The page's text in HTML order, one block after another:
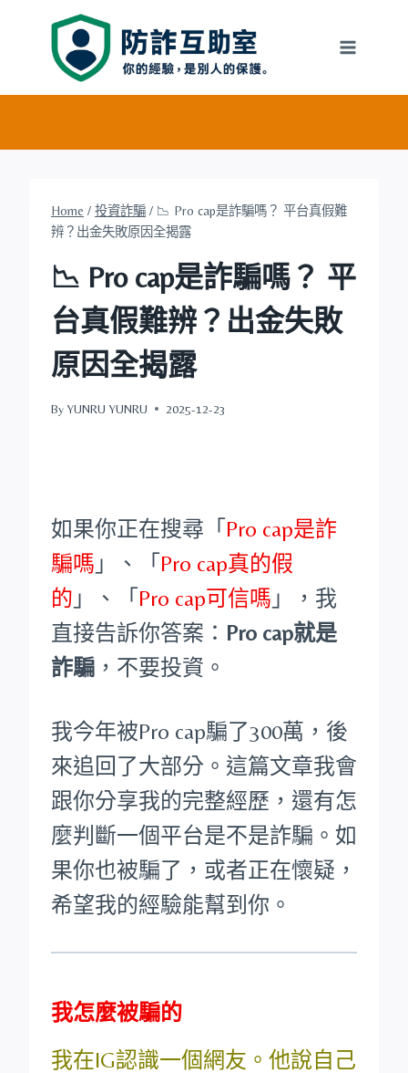
Home / 投資詐騙 / 📉 Pro cap是詐騙嗎？ 平台真假難
辨？出金失敗原因全揭露
📉 Pro cap是詐騙嗎？ 平
台真假難辨？出金失敗
原因全揭露
By YUNRU YUNRU 2025-12-23
如果你正在搜尋「 Pro cap是詐
騙嗎 」、「 Pro cap真的假
的 」、「 Pro cap可信嗎 」，我
直接告訴你答案： Pro cap就是
詐騙 ，不要投資。
我今年被Pro cap騙了300萬，後
來追回了大部分。這篇文章我會
跟你分享我的完整經歷，還有怎
麼判斷一個平台是不是詐騙。如
果你也被騙了，或者正在懷疑，
希望我的經驗能幫到你。
我怎麼被騙的
我在IG認識一個網友。他說自己